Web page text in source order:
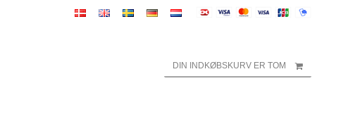
DIN INDKØBSKURV ER TOM